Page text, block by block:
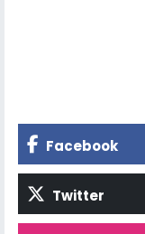
Facebook
Twitter